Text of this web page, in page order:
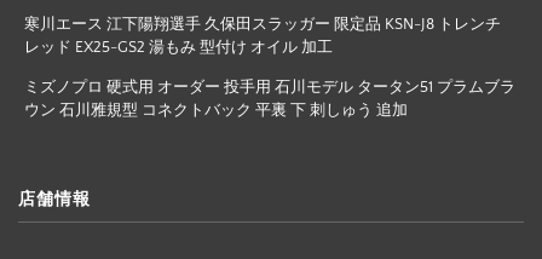
寒川エース 江下陽翔選手 久保田スラッガー 限定品 KSN-J8 トレンチ
レッド EX25-GS2 湯もみ 型付け オイル 加工
ミズノプロ 硬式用 オーダー 投手用 石川モデル タータン51 プラムブラ
ウン 石川雅規型 コネクトバック 平裏 下 刺しゅう 追加
店舗情報